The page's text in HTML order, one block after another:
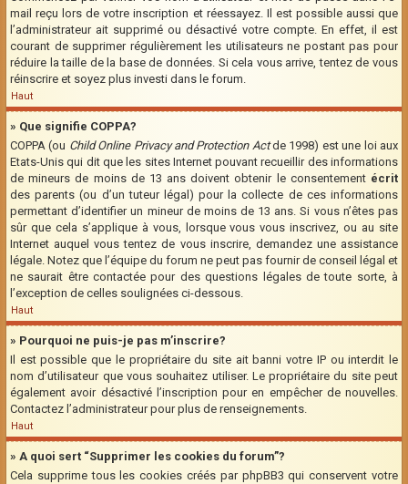
mail reçu lors de votre inscription et réessayez. Il est possible aussi que
l’administrateur ait supprimé ou désactivé votre compte. En effet, il est
courant de supprimer régulièrement les utilisateurs ne postant pas pour
réduire la taille de la base de données. Si cela vous arrive, tentez de vous
réinscrire et soyez plus investi dans le forum.
Haut
» Que signifie COPPA?
COPPA (ou Child Online Privacy and Protection Actde 1998) est une loi aux
Etats-Unis qui dit que les sites Internet pouvant recueillir des informations
de mineurs de moins de 13 ans doivent obtenir le consentement écrit
des parents (ou d’un tuteur légal) pour la collecte de ces informations
permettant d’identifier un mineur de moins de 13 ans. Si vous n’êtes pas
sûr que cela s’applique à vous, lorsque vous vous inscrivez, ou au site
Internet auquel vous tentez de vous inscrire, demandez une assistance
légale. Notez que l’équipe du forum ne peut pas fournir de conseil légal et
ne saurait être contactée pour des questions légales de toute sorte, à
l’exception de celles soulignées ci-dessous.
Haut
» Pourquoi ne puis-je pas m’inscrire?
Il est possible que le propriétaire du site ait banni votre IP ou interdit le
nom d’utilisateur que vous souhaitez utiliser. Le propriétaire du site peut
également avoir désactivé l’inscription pour en empêcher de nouvelles.
Contactez l’administrateur pour plus de renseignements.
Haut
» A quoi sert “Supprimer les cookies du forum”?
Cela supprime tous les cookies créés par phpBB3 qui conservent votre